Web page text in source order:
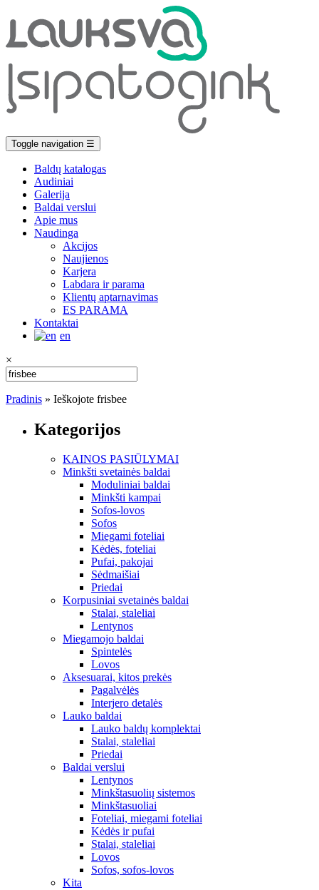
Toggle navigation ☰
Baldų katalogas
Audiniai
Galerija
Baldai verslui
Apie mus
Naudinga
Akcijos
Naujienos
Karjera
Labdara ir parama
Klientų aptarnavimas
ES PARAMA
Kontaktai
en
×
Pradinis » Ieškojote frisbee
Kategorijos
KAINOS PASIŪLYMAI
Minkšti svetainės baldai
Moduliniai baldai
Minkšti kampai
Sofos-lovos
Sofos
Miegami foteliai
Kėdės, foteliai
Pufai, pakojai
Sėdmaišiai
Priedai
Korpusiniai svetainės baldai
Stalai, staleliai
Lentynos
Miegamojo baldai
Spintelės
Lovos
Aksesuarai, kitos prekės
Pagalvėlės
Interjero detalės
Lauko baldai
Lauko baldų komplektai
Stalai, staleliai
Priedai
Baldai verslui
Lentynos
Minkštasuolių sistemos
Minkštasuoliai
Foteliai, miegami foteliai
Kėdės ir pufai
Stalai, staleliai
Lovos
Sofos, sofos-lovos
Kita